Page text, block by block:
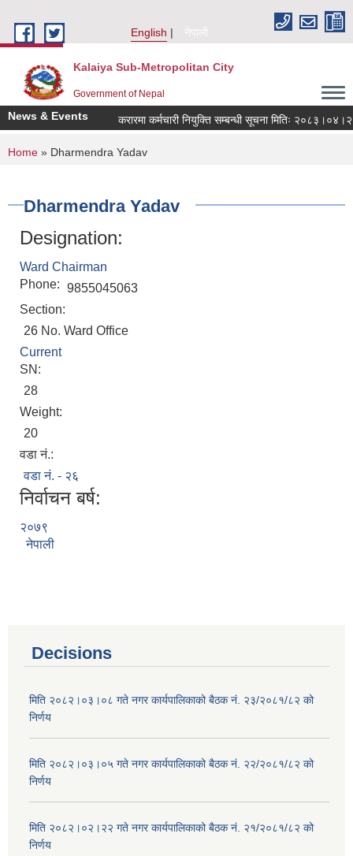
English
नेपाली
Kalaiya Sub-Metropolitan City
Government of Nepal
News & Events करारमा कर्मचारी नियुक्ति सम्बन्धी सूचना मितिः २०८३।०४।२१
You are here
Home » Dharmendra Yadav
Dharmendra Yadav
Designation:
Ward Chairman
Phone: 9855045063
Section:
26 No. Ward Office
Current
SN:
28
Weight:
20
वडा नं.:
वडा नं. - २६
निर्वाचन बर्ष:
२०७९
नेपाली
Decisions
मिति २०८२।०३।०८ गते नगर कार्यपालिकाको बैठक नं. २३/२०८१/८२ को
निर्णय
मिति २०८२।०३।०५ गते नगर कार्यपालिकाको बैठक नं. २२/२०८१/८२ को
निर्णय
मिति २०८२।०२।२२ गते नगर कार्यपालिकाको बैठक नं. २१/२०८१/८२ को
निर्णय